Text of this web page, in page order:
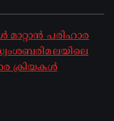
പരിഹാര
ക്രിയകൾ